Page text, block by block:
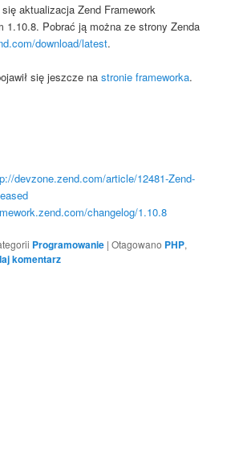
aktualizacja Zend Framework
1.10.8. Pobrać ją można ze strony Zenda
download/latest.
się jeszcze nastronie frameworka.
devzone.zend.com/article/12481-Zend-
changelog/1.10.8
Programowanie |Otagowano PHP,
komentarz